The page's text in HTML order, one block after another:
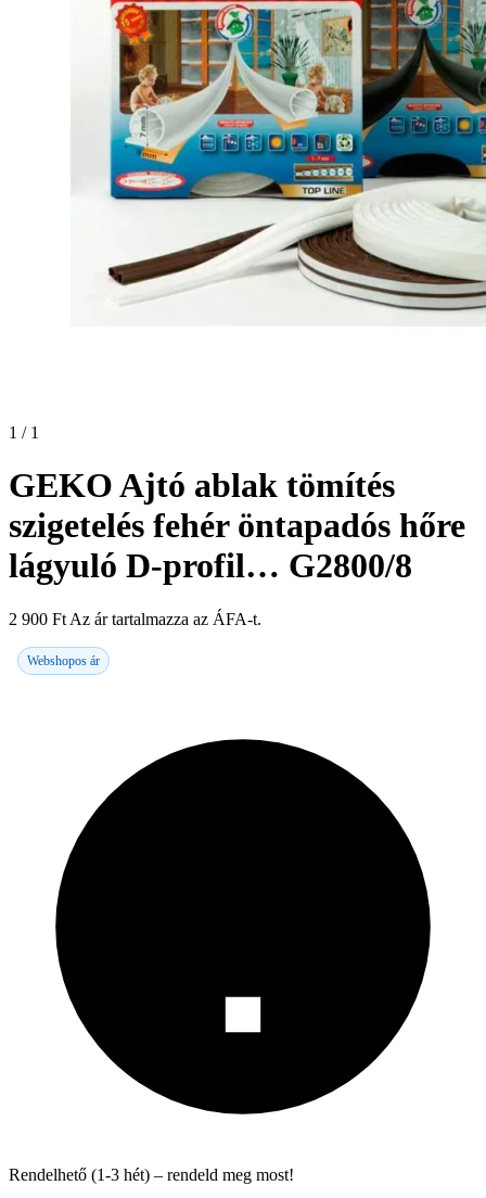
1 / 1
GEKO Ajtó ablak tömítés
szigetelés fehér öntapadós hőre
lágyuló D-profil… G2800/8
2 900 Ft Az ár tartalmazza az ÁFA-t.
Webshopos ár
Rendelhető (1-3 hét) – rendeld meg most!